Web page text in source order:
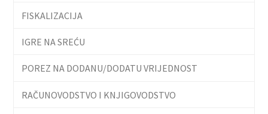
FISKALIZACIJA
IGRE NA SREĆU
POREZ NA DODANU/DODATU VRIJEDNOST
RAČUNOVODSTVO I KNJIGOVODSTVO